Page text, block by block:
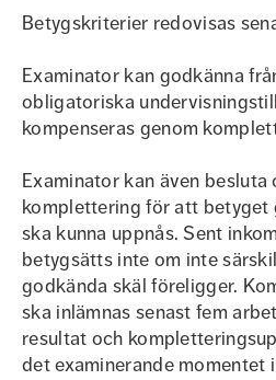
Betygskriterier redovisas
Examinator kan godkänna
obligatoriska
kompenseras genom
Examinator kan även besluta
komplettering för att betyget
ska kunna uppnås. Sent
betygsätts inte om inte
godkända skäl föreligger.
ska inlämnas senast fem
resultat och
det examinerande momentet